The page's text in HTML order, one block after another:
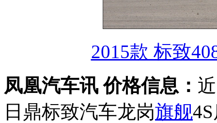
2015款 标致
凤凰汽车讯 价格信息：
日鼎标致汽车龙岗旗舰